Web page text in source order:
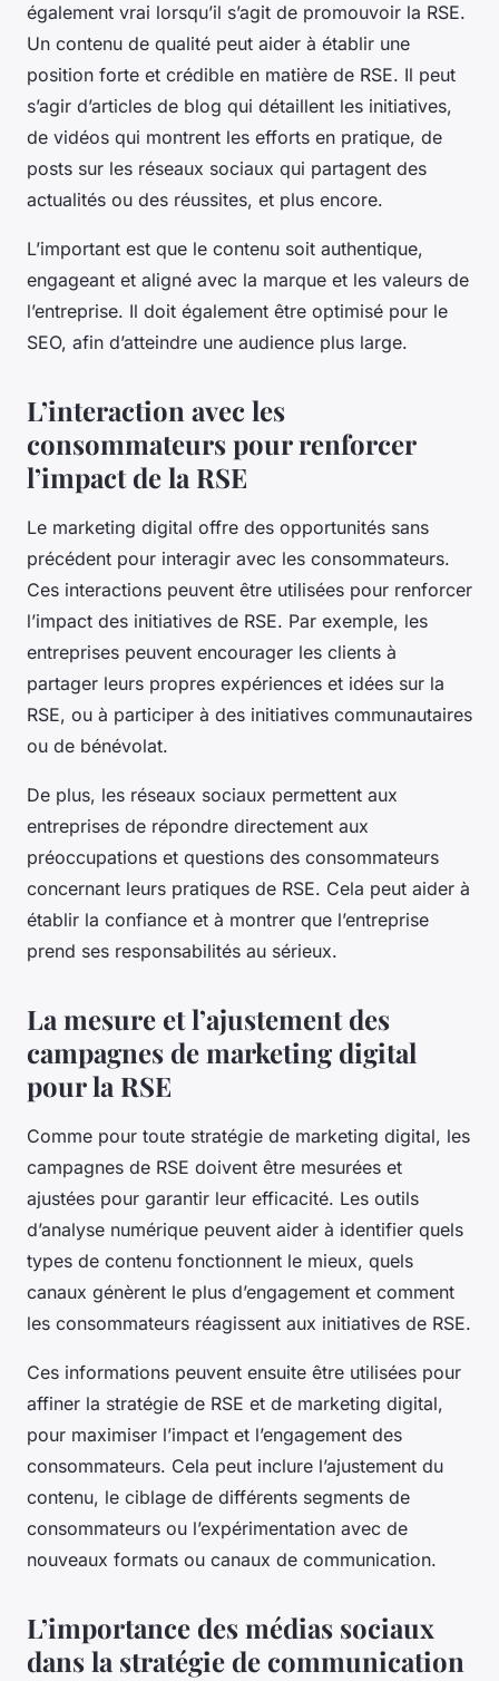
également vrai lorsqu’il s’agit de promouvoir la RSE.
Un contenu de qualité peut aider à établir une
position forte et crédible en matière de RSE. Il peut
s’agir d’articles de blog qui détaillent les initiatives,
de vidéos qui montrent les efforts en pratique, de
posts sur les réseaux sociaux qui partagent des
actualités ou des réussites, et plus encore.
L’important est que le contenu soit authentique,
engageant et aligné avec la marque et les valeurs de
l’entreprise. Il doit également être optimisé pour le
SEO, afin d’atteindre une audience plus large.
L’interaction avec les
consommateurs pour renforcer
l’impact de la RSE
Le marketing digital offre des opportunités sans
précédent pour interagir avec les consommateurs.
Ces interactions peuvent être utilisées pour renforcer
l’impact des initiatives de RSE. Par exemple, les
entreprises peuvent encourager les clients à
partager leurs propres expériences et idées sur la
RSE, ou à participer à des initiatives communautaires
ou de bénévolat.
De plus, les réseaux sociaux permettent aux
entreprises de répondre directement aux
préoccupations et questions des consommateurs
concernant leurs pratiques de RSE. Cela peut aider à
établir la confiance et à montrer que l’entreprise
prend ses responsabilités au sérieux.
La mesure et l’ajustement des
campagnes de marketing digital
pour la RSE
Comme pour toute stratégie de marketing digital, les
campagnes de RSE doivent être mesurées et
ajustées pour garantir leur efficacité. Les outils
d’analyse numérique peuvent aider à identifier quels
types de contenu fonctionnent le mieux, quels
canaux génèrent le plus d’engagement et comment
les consommateurs réagissent aux initiatives de RSE.
Ces informations peuvent ensuite être utilisées pour
affiner la stratégie de RSE et de marketing digital,
pour maximiser l’impact et l’engagement des
consommateurs. Cela peut inclure l’ajustement du
contenu, le ciblage de différents segments de
consommateurs ou l’expérimentation avec de
nouveaux formats ou canaux de communication.
L’importance des médias sociaux
dans la stratégie de communication